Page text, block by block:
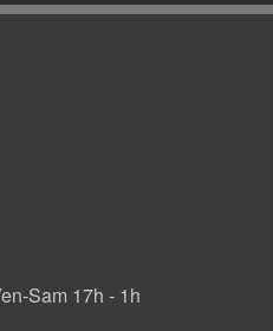
Sam 17h - 1h